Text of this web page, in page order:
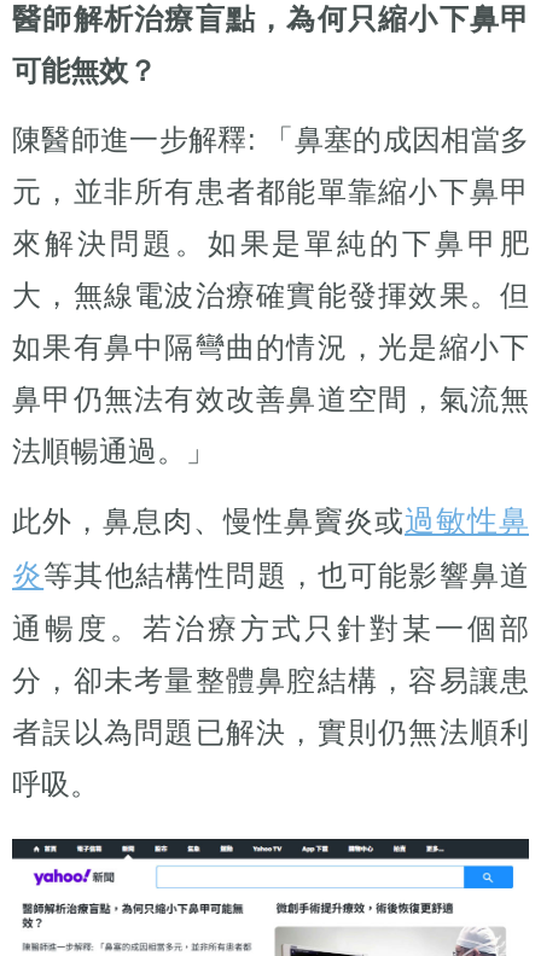
醫師解析治療盲點，為何只縮小下鼻甲
可能無效？
陳醫師進一步解釋: 「鼻塞的成因相當多
元，並非所有患者都能單靠縮小下鼻甲
來解決問題。如果是單純的下鼻甲肥
大，無線電波治療確實能發揮效果。但
如果有鼻中隔彎曲的情況，光是縮小下
鼻甲仍無法有效改善鼻道空間，氣流無
法順暢通過。」
此外，鼻息肉、慢性鼻竇炎或過敏性鼻
炎等其他結構性問題，也可能影響鼻道
通暢度。若治療方式只針對某一個部
分，卻未考量整體鼻腔結構，容易讓患
者誤以為問題已解決，實則仍無法順利
呼吸。